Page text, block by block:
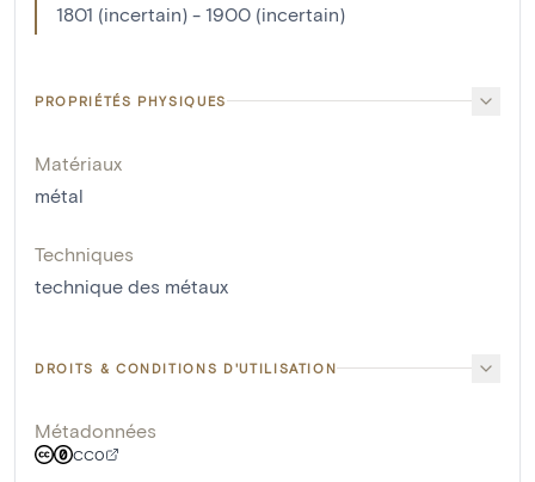
1801 (incertain) - 1900 (incertain)
PROPRIÉTÉS PHYSIQUES
Matériaux
métal
Techniques
technique des métaux
DROITS & CONDITIONS D'UTILISATION
Métadonnées
CC0